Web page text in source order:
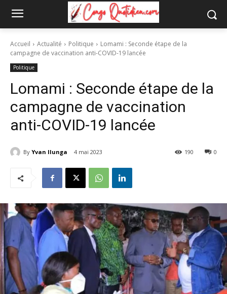
Accueil Actualité Politique
Lomami : Seconde étape de la
campagne de vaccination anti-COVID-19 lancée
Politique
Lomami : Seconde étape de la
campagne de vaccination
anti-COVID-19 lancée
By Yvan Ilunga 4 mai 2023 0
190